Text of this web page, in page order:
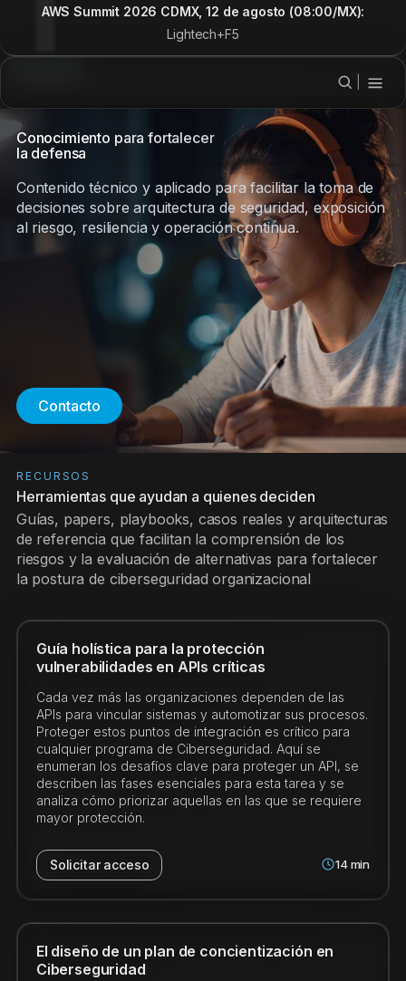
AWS Summit 2026 CDMX, 12 de agosto (08:00/MX):
Lightech+F5
Conocimiento para fortalecer
la defensa
Contenido técnico y aplicado para facilitar la toma de
decisiones sobre arquitectura de seguridad, exposición
al riesgo, resiliencia y operación continua.
Contacto
RECURSOS
Herramientas que ayudan a quienes deciden
Guías, papers, playbooks, casos reales y arquitecturas
de referencia que facilitan la comprensión de los
riesgos y la evaluación de alternativas para fortalecer
la postura de ciberseguridad organizacional
Guía holística para la protección
vulnerabilidades en APIs críticas
Cada vez más las organizaciones dependen de las
APIs para vincular sistemas y automotizar sus procesos.
Proteger estos puntos de integración es crítico para
cualquier programa de Ciberseguridad. Aquí se
enumeran los desafíos clave para proteger un API, se
describen las fases esenciales para esta tarea y se
analiza cómo priorizar aquellas en las que se requiere
mayor protección.
14min
Solicitar acceso
El diseño de un plan de concientización en
Ciberseguridad